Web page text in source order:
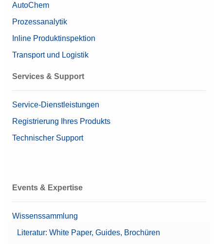
AutoChem
Prozessanalytik
Inline Produktinspektion
Transport und Logistik
Services & Support
Service-Dienstleistungen
Registrierung Ihres Produkts
Technischer Support
Events & Expertise
Wissenssammlung
Literatur: White Paper, Guides, Brochüren